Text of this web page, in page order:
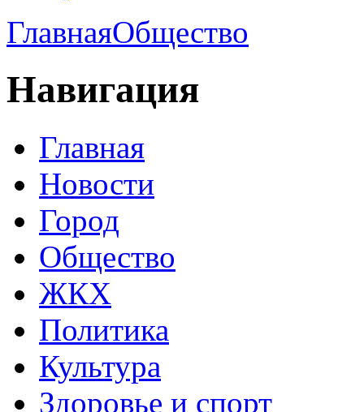
ГлавнаяОбщество
Навигация
Главная
Новости
Город
Общество
ЖКХ
Политика
Культура
Здоровье и спорт